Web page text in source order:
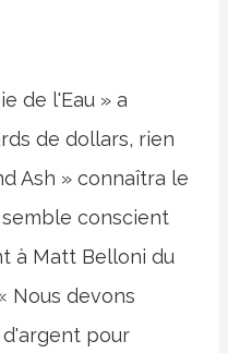
de l'Eau » a
de dollars, rien
Ash » connaîtra le
semble conscient
à Matt Belloni du
Nous devons
pour